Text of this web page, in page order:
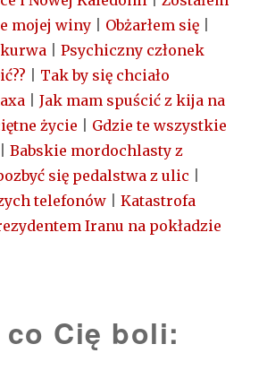
mojej winy
Obżarłem się
Psychiczny członek
Tak by się chciało
Jak mam spuścić z kija na
życie
Gdzie te wszystkie
Babskie mordochlasty z
się pedalstwa z ulic
telefonów
Katastrofa
Iranu na pokładzie
co Cię boli: